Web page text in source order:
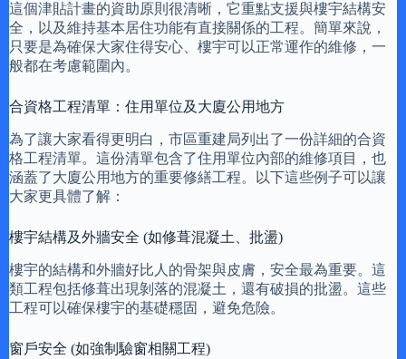
這個津貼計畫的資助原則很清晰，它重點支援與樓宇結構安
全，以及維持基本居住功能有直接關係的工程。簡單來說，
只要是為確保大家住得安心、樓宇可以正常運作的維修，一
般都在考慮範圍內。
合資格工程清單：住用單位及大廈公用地方
為了讓大家看得更明白，市區重建局列出了一份詳細的合資
格工程清單。這份清單包含了住用單位內部的維修項目，也
涵蓋了大廈公用地方的重要修繕工程。以下這些例子可以讓
大家更具體了解：
樓宇結構及外牆安全 (如修葺混凝土、批盪)
樓宇的結構和外牆好比人的骨架與皮膚，安全最為重要。這
類工程包括修葺出現剝落的混凝土，還有破損的批盪。這些
工程可以確保樓宇的基礎穩固，避免危險。
窗戶安全 (如強制驗窗相關工程)